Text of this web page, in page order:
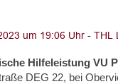
Hilfeleistung VU
DEG 22, bei